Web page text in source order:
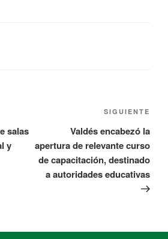
salas
y
SIGUIENTE
Valdés encabezó la
apertura de relevante curso
de capacitación, destinado
a autoridades educativas